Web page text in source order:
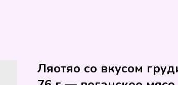
Ляотяо со вкусом